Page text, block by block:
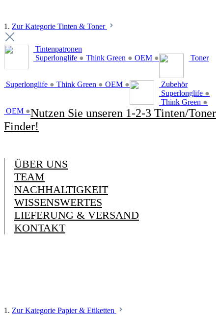
1. Zur Kategorie Tinten & Toner
Tintenpatronen
Superlonglife ● Think Green ● OEM ● Toner
Superlonglife ● Think Green ● OEM ●
Zubehör
Superlonglife ●
Think Green ●
OEM ●Nutzen Sie unseren 1-2-3 Tinten/Toner
Finder!
ÜBER UNS
TEAM
NACHHALTIGKEIT
WISSENSWERTES
LIEFERUNG & VERSAND
KONTAKT
1. Zur Kategorie Papier & Etiketten